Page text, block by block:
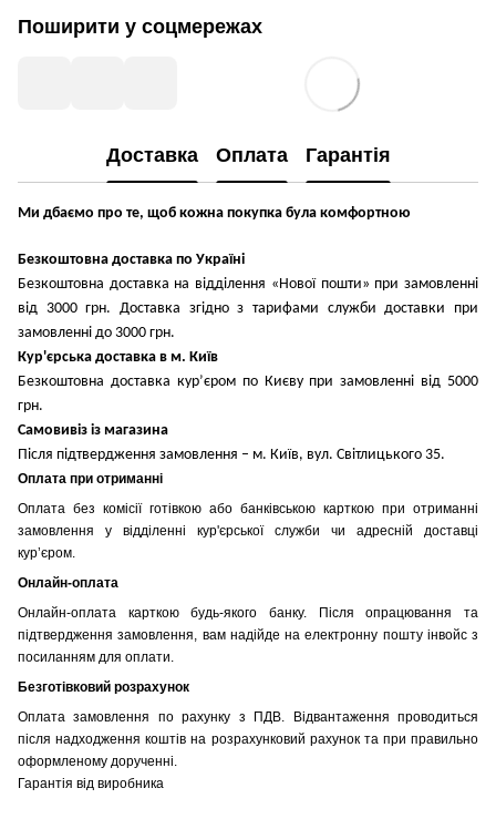
Поширити у соцмережах
Доставка Оплата Гарантія
Ми дбаємо про те, щоб кожна покупка була комфортною
Безкоштовна доставка по Україні
Безкоштовна доставка на відділення «Нової пошти» при замовленні
від 3000 грн. Доставка згідно з тарифами служби доставки при
замовленні до 3000 грн.
Кур'єрська доставка в м. Київ
Безкоштовна доставка кур’єром по Києву при замовленні від 5000
грн.
Самовивіз із магазина
Після підтвердження замовлення – м. Київ, вул. Світлицького 35.
Оплата при отриманні
Оплата без комісії готівкою або банківською карткою при отриманні
замовлення у відділенні кур'єрської служби чи адресній доставці
кур’єром.
Онлайн-оплата
Онлайн-оплата карткою будь-якого банку. Після опрацювання та
підтвердження замовлення, вам надійде на електронну пошту інвойс з
посиланням для оплати.
Безготівковий розрахунок
Оплата замовлення по рахунку з ПДВ. Відвантаження проводиться
після надходження коштів на розрахунковий рахунок та при правильно
оформленому дорученні.
Гарантія від виробника